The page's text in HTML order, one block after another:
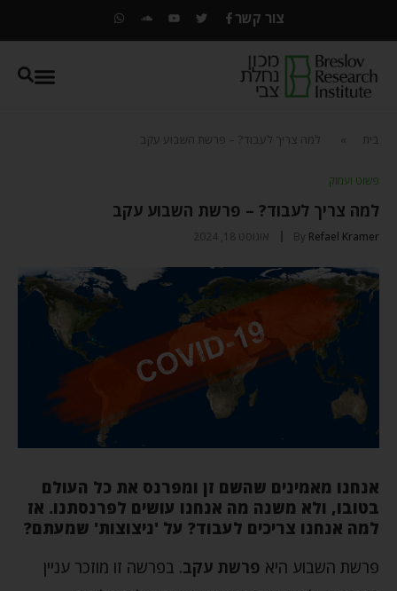
צור קשר
בית למה צריך לעבוד? – פרשת השבוע עקב
פשוט ועמוק
למה צריך לעבוד? – פרשת השבוע עקב
By Refael Kramer אוגוסט 18, 2024
אנחנו מאמינים שהשם זן ומפרנס את כל העולם
בטובו, ולא משנה מה אנחנו עושים לפרנסתנו. אז
למה אנחנו צריכים לעבוד? על 'ניצוצות' שמעתם?
פרשת השבוע היא פרשת עקב. בפרשה זו מוזכר עניין